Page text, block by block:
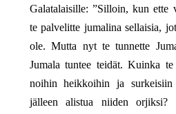
Galatalaisille: ”Silloin, kun ette
te palvelitte jumalina sellaisia,
ole. Mutta nyt te tunnette
Jumala tuntee teidät. Kuinka
noihin heikkoihin ja
jälleen alistua niiden